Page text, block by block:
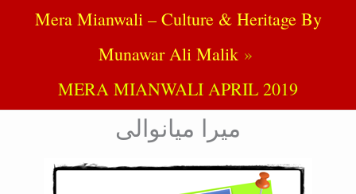
Mera Mianwali – Culture & Heritage By
Munawar Ali Malik
MERA MIANWALI APRIL 2019
میرا میانوالی